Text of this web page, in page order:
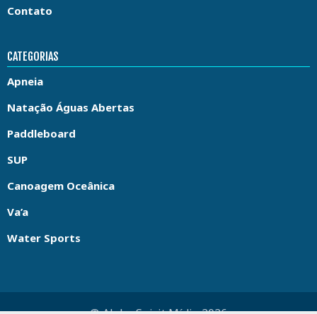
Contato
CATEGORIAS
Apneia
Natação Águas Abertas
Paddleboard
SUP
Canoagem Oceânica
Va’a
Water Sports